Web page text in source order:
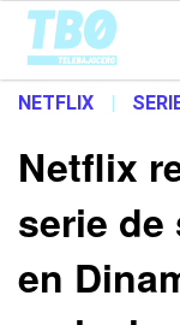
Cargando...
NETFLIX |
Netflix
serie
en